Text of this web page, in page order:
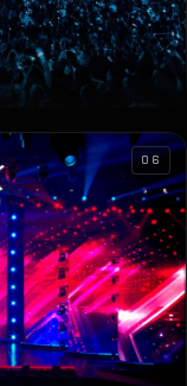
06